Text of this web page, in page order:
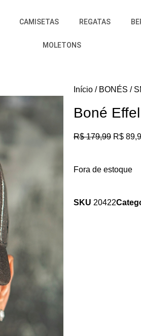
CAMISETAS REGATAS
MOLETONS
Início BONÉS
Boné
R$179,99 R$
Fora de estoque
SKU 20422